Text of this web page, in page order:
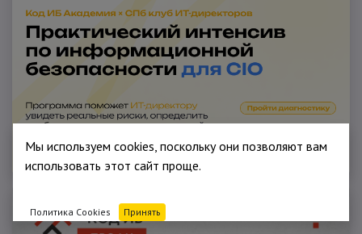
Мы используем cookies, поскольку они позволяют вам
использовать этот сайт проще.
Политика Cookies Принять